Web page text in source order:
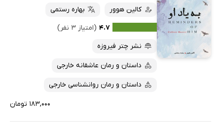
کالین هوور
بهاره رستمی
۴.۷ (امتیاز ۳ نفر)
نشر چتر فیروزه
داستان و رمان عاشقانه خارجی
داستان و رمان روانشناسی خارجی
۱۸۳,۰۰۰ تومان